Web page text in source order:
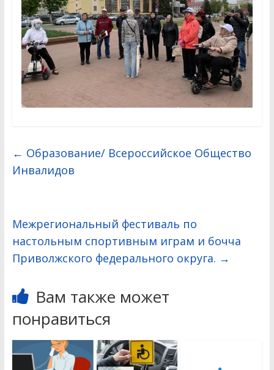
← Образование/ Всероссийское Общество
Инвалидов
Межрегиональный фестиваль по
настольным спортивным играм и бочча
Приволжского федерального округа. →
Вам также может
понравиться